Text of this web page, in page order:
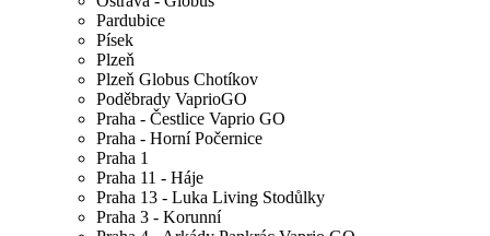
Pardubice
Písek
Plzeň
Plzeň Globus Chotíkov
Poděbrady VaprioGO
Praha - Čestlice Vaprio GO
Praha - Horní Počernice
Praha 1
Praha 11 - Háje
Praha 13 - Luka Living Stodůlky
Praha 3 - Korunní